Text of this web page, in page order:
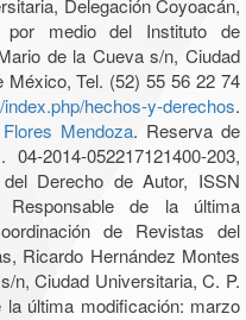
Delegación Coyoacán,
medio del Instituto de
de la Cueva s/n, Ciudad
México, Tel. (52) 55 56 22 74
hechos-y-derechos.
Mendoza. Reserva de
2014-052217121400-203,
Derecho de Autor, ISSN
Responsable de la última
de Revistas del
Ricardo Hernández Montes
n, Ciudad Universitaria, C. P.
última modificación: marzo